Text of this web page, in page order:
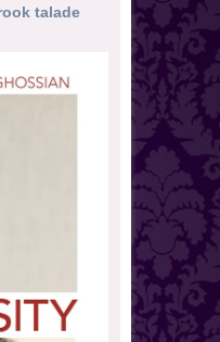
talade